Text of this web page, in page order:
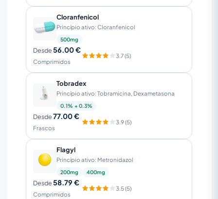
Cloranfenicol
Princípio ativo: Cloranfenicol
500mg
Desde56.00 €
Comprimidos
3.7 (5)
Tobradex
Princípio ativo: Tobramicina, Dexametasona
0.1% + 0.3%
Desde77.00 €
Frascos
3.9 (5)
Flagyl
Princípio ativo: Metronidazol
200mg 400mg
Desde58.79 €
Comprimidos
3.5 (5)